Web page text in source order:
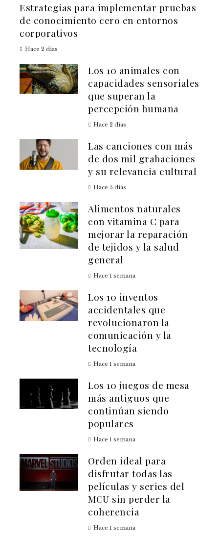
Estrategias para implementar pruebas
de conocimiento cero en entornos
corporativos
Hace 2 días
Los 10 animales con
capacidades sensoriales
que superan la
percepción humana
Hace 2 días
Las canciones con más
de dos mil grabaciones
y su relevancia cultural
Hace 5 días
Alimentos naturales
con vitamina C para
mejorar la reparación
de tejidos y la salud
general
Hace 1 semana
Los 10 inventos
accidentales que
revolucionaron la
comunicación y la
tecnología
Hace 1 semana
Los 10 juegos de mesa
más antiguos que
continúan siendo
populares
Hace 1 semana
Orden ideal para
disfrutar todas las
películas y series del
MCU sin perder la
coherencia
Hace 1 semana